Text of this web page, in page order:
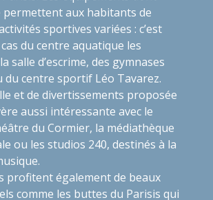
permettent aux habitants de
sportives variées : c’est
du centre aquatique les
salle d’escrime, des gymnases
centre sportif Léo Tavarez.
et de divertissements proposée
aussi intéressante avec le
du Cormier, la médiathèque
ou les studios 240, destinés à la
profitent également de beaux
comme les buttes du Parisis qui